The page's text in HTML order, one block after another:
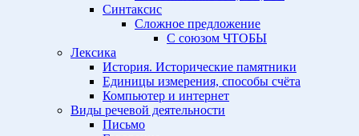
Синтаксис
Сложное предложение
С союзом ЧТОБЫ
Лексика
История. Исторические памятники
Единицы измерения, способы счёта
Компьютер и интернет
Виды речевой деятельности
Письмо